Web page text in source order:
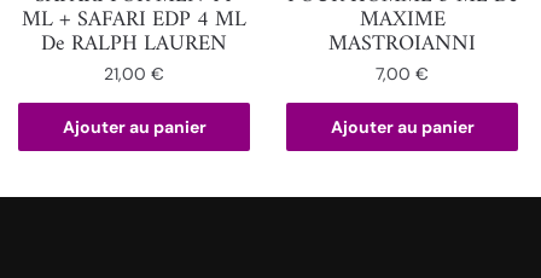
ML + SAFARI EDP 4 ML
De RALPH LAUREN
21,00€
Ajouter au panier
MAXIME
MASTROIANNI
7,00€
Ajouter au panier